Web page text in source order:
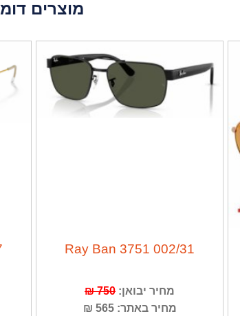
מוצרים
Ray Ban 3751 002/31
מחיר יבואן: 750 ₪
מחיר באתר: 565 ₪